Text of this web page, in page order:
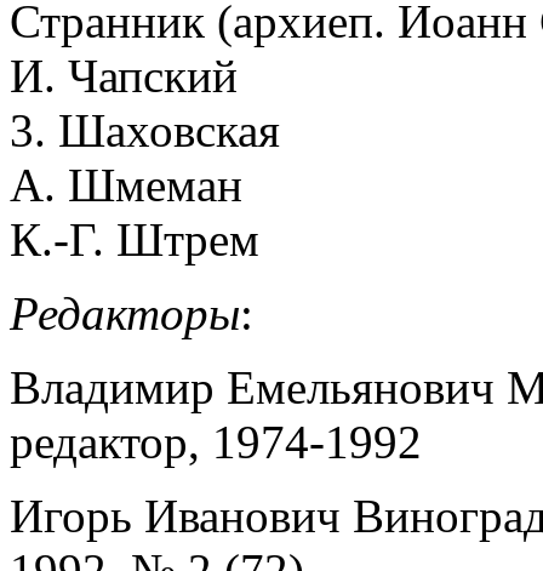
Странник (архиеп.
И. Чапский
3. Шаховская
А. Шмеман
К.-Г. Штрем
Редакторы:
Владимир Емельянович
редактор, 1974-1992
Игорь Иванович